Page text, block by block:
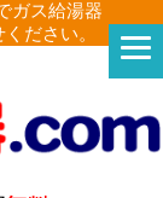
ガス給湯器
ださい。